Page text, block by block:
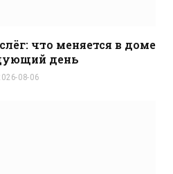
что меняется в доме
день
08-06